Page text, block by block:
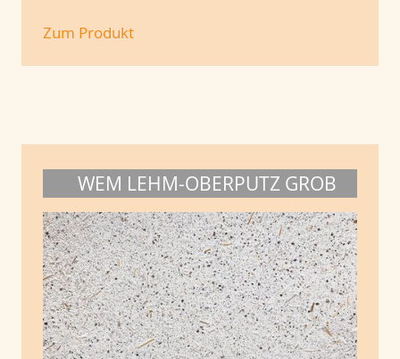
Zum Produkt
WEM LEHM-OBERPUTZ GROB